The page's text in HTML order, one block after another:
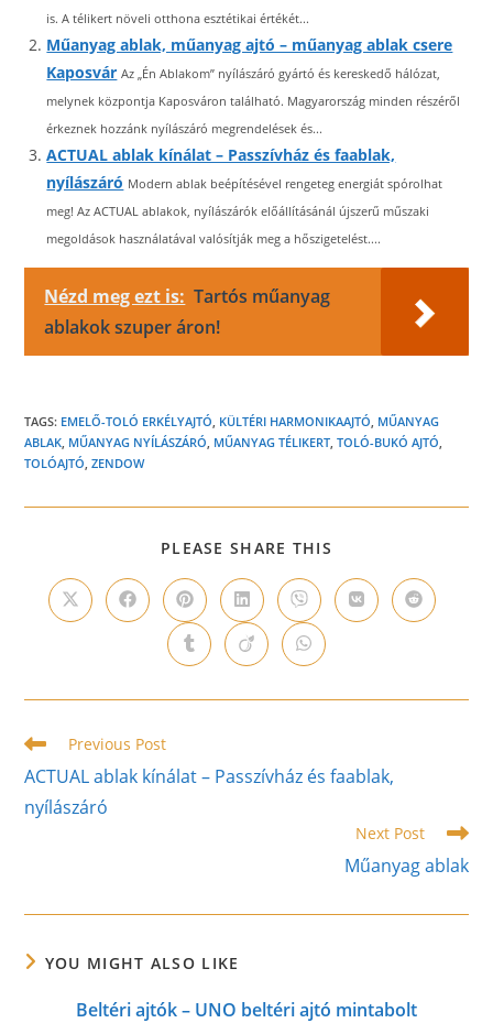
is. A télikert növeli otthona esztétikai értékét...
Műanyag ablak, műanyag ajtó – műanyag ablak csere
Kaposvár Az „Én Ablakom” nyílászáró gyártó és kereskedő hálózat,
melynek központja Kaposváron található. Magyarország minden részéről
érkeznek hozzánk nyílászáró megrendelések és...
ACTUAL ablak kínálat – Passzívház és faablak,
nyílászáró Modern ablak beépítésével rengeteg energiát spórolhat
meg! Az ACTUAL ablakok, nyílászárók előállításánál újszerű műszaki
megoldások használatával valósítják meg a hőszigetelést....
Nézd meg ezt is: Tartós műanyag
ablakok szuper áron!
TAGS: EMELŐ-TOLÓ ERKÉLYAJTÓ, KÜLTÉRI HARMONIKAAJTÓ, MŰANYAG
ABLAK, MŰANYAG NYÍLÁSZÁRÓ, MŰANYAG TÉLIKERT, TOLÓ-BUKÓ AJTÓ,
TOLÓAJTÓ, ZENDOW
PLEASE SHARE THIS
CONTENT
Opens
in
Opens
in
window
Opens
in
a
new
window
Opens
in
a
new
window
Opens
in
a
new
window
Opens
in
Opens
in
Opens
in
new
Opens
in
new
Opens
in
new
Read
articles
Previous Post
ACTUAL ablak kínálat – Passzívház és faablak,
nyílászáró
Next Post
Műanyag ablak
YOU MIGHT ALSO LIKE
Beltéri ajtók – UNO beltéri ajtó mintabolt